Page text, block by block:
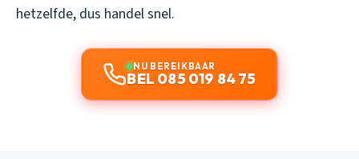
hetzelfde, dus handel snel.
NU BEREIKBAAR
BEL 085 019 84 75